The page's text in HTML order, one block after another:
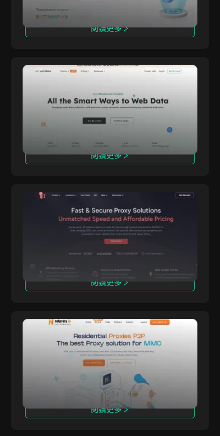
閱讀更多
Antsdata
級、ISP、行動與資料中心代理。其成功率高達
99.96%，回應速度小於 0.6 秒，效能頂尖。
閱讀更多
OmegaProxy
OmegaProxy
OmegaProxy 是全球表現最佳的代理服務供應商
之一，提供住宅、靜態住宅、資料中心與長效型代
理等多元解決方案。
閱讀更多
NetProxy
NetProxy 是一項代理服務，可協助用戶實現網路
匿名、隱私防護與存取區域受限內容。提供卓越的
隱私與匿名上網能力。
閱讀更多